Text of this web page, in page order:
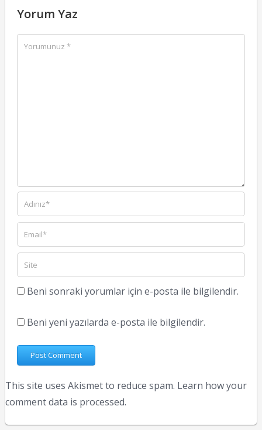
Yorum Yaz
Beni sonraki yorumlar için e-posta ile bilgilendir.
Beni yeni yazılarda e-posta ile bilgilendir.
This site uses Akismet to reduce spam. Learn how your
comment data is processed.